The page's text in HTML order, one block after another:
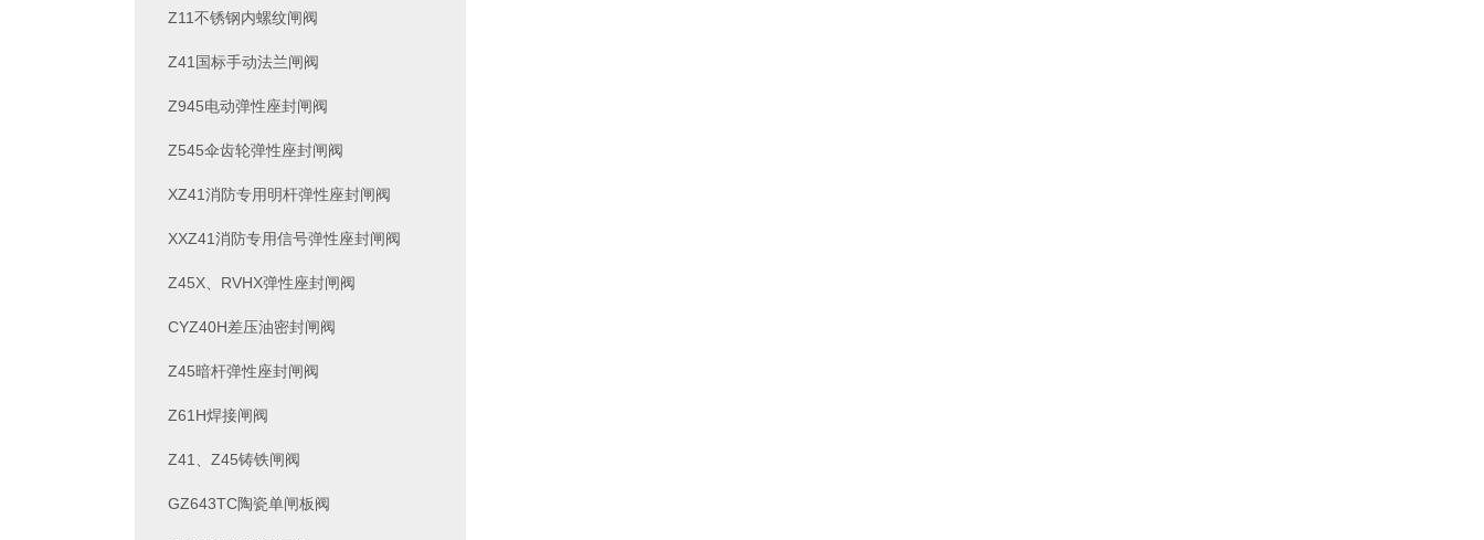
Z11不锈钢内螺纹闸阀
Z41国标手动法兰闸阀
Z945电动弹性座封闸阀
Z545伞齿轮弹性座封闸阀
XZ41消防专用明杆弹性座封闸阀
XXZ41消防专用信号弹性座封闸阀
Z45X、RVHX弹性座封闸阀
CYZ40H差压油密封闸阀
Z45暗杆弹性座封闸阀
Z61H焊接闸阀
Z41、Z45铸铁闸阀
GZ643TC陶瓷单闸板阀